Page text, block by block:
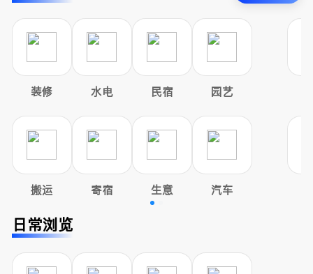
装修 水电 民宿 园艺
搬运 寄宿 生意 汽车
日常浏览